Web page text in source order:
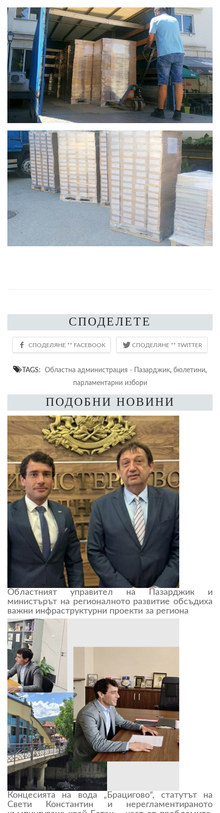
СПОДЕЛЕТЕ
TAGS: Областна администрация - Пазарджик, бюлетини,
парламентарни избори
ПОДОБНИ НОВИНИ
Областният управител на Пазарджик и
министърът на регионалното развитие обсъдиха
важни инфраструктурни проекти за региона
Концесията на вода „Брацигово“, статутът на
Свети Константин и нерегламентираното